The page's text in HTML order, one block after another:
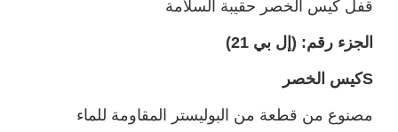
قفل كيس الخصر حقيبة السلامة
الجزء رقم: (إل بي 21)
Sكيس الخصر
مصنوع من قطعة من البوليستر المقاومة للماء